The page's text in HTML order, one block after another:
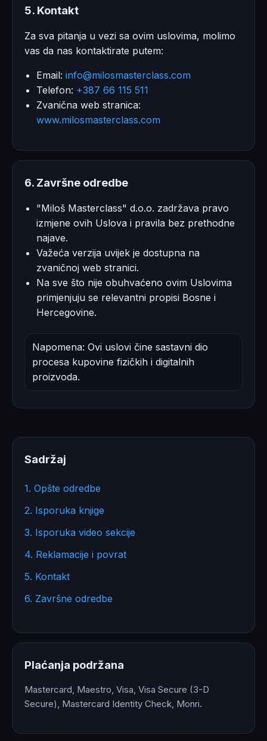
5. Kontakt
Za sva pitanja u vezi sa ovim uslovima, molimo
vas da nas kontaktirate putem:
Email: info@milosmasterclass.com
Telefon: +387 66 115 511
Zvanična web stranica:
www.milosmasterclass.com
6. Završne odredbe
"Miloš Masterclass" d.o.o. zadržava pravo
izmjene ovih Uslova i pravila bez prethodne
najave.
Važeća verzija uvijek je dostupna na
zvaničnoj web stranici.
Na sve što nije obuhvaćeno ovim Uslovima
primjenjuju se relevantni propisi Bosne i
Hercegovine.
Napomena: Ovi uslovi čine sastavni dio
procesa kupovine fizičkih i digitalnih
proizvoda.
Sadržaj
1. Opšte odredbe
2. Isporuka knjige
3. Isporuka video sekcije
4. Reklamacije i povrat
5. Kontakt
6. Završne odredbe
Plaćanja podržana
Mastercard, Maestro, Visa, Visa Secure (3-D
Secure), Mastercard Identity Check, Monri.